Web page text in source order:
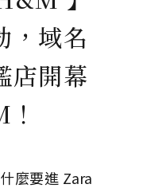
，域名
店開幕
麼要進 Zara